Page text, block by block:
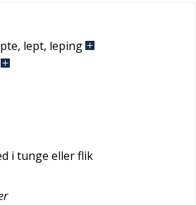
, lept, leping
i tunge eller flik